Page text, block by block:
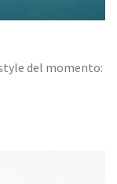
del momento: